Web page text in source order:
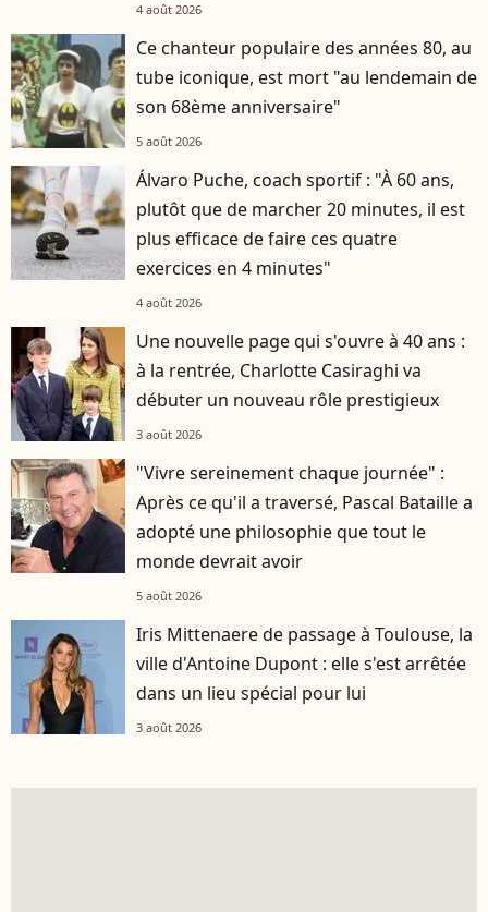
4 août 2026
Ce chanteur populaire des années 80, au
tube iconique, est mort "au lendemain de
son 68ème anniversaire"
5 août 2026
Álvaro Puche, coach sportif : "À 60 ans,
plutôt que de marcher 20 minutes, il est
plus efficace de faire ces quatre
exercices en 4 minutes"
4 août 2026
Une nouvelle page qui s'ouvre à 40 ans :
à la rentrée, Charlotte Casiraghi va
débuter un nouveau rôle prestigieux
3 août 2026
"Vivre sereinement chaque journée" :
Après ce qu'il a traversé, Pascal Bataille a
adopté une philosophie que tout le
monde devrait avoir
5 août 2026
Iris Mittenaere de passage à Toulouse, la
ville d'Antoine Dupont : elle s'est arrêtée
dans un lieu spécial pour lui
3 août 2026